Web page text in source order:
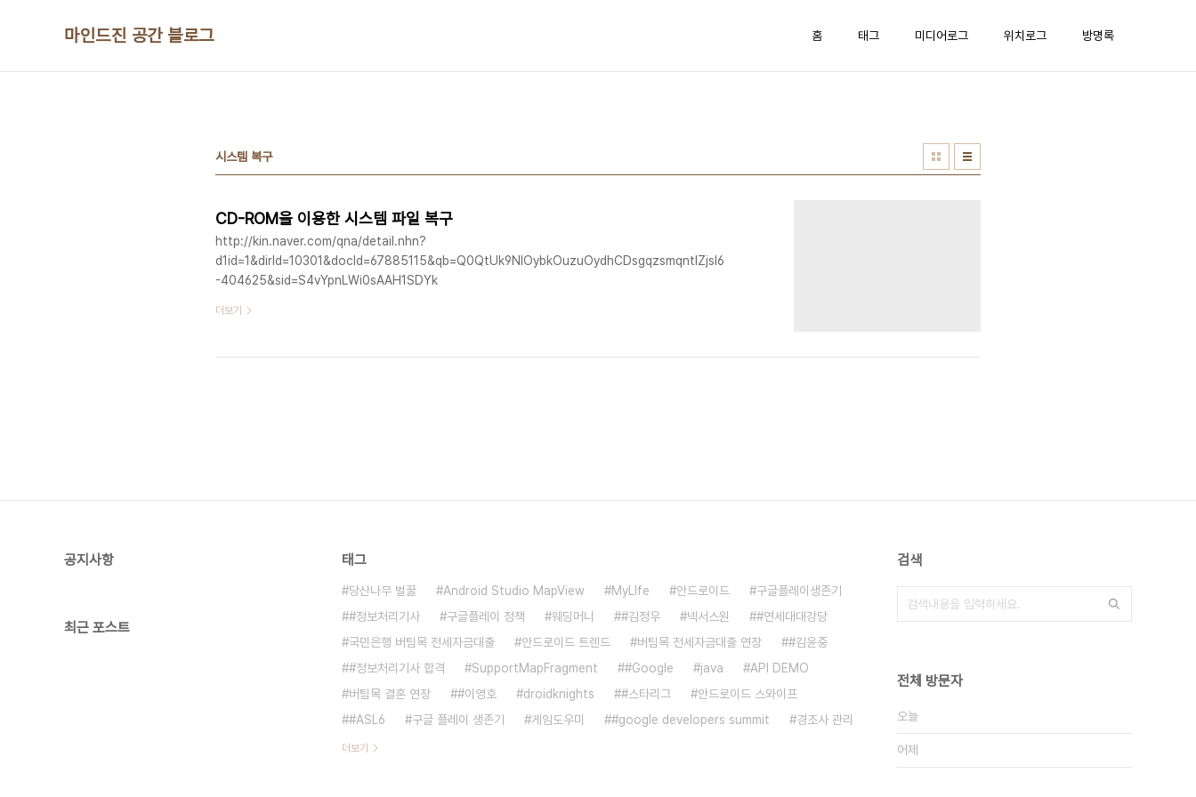
마인드진 공간 블로그 홈 태그 미디어로그 위치로그 방명록
시스템 복구
CD-ROM을 이용한 시스템 파일 복구
http://kin.naver.com/qna/detail.nhn?
-404625&sid=S4vYpnLWi0sAAH1SDYk
더보기
공지사항
최근 포스트
태그
당산나무 벌꿀 Android Studio MapView MyLIfe 안드로이드
구글플레이생존기
#정보처리기사
구글플레이 정책 웨딩머니 #김정우 넥서스원
#연세대대강당
국민은행 버팀목 전세자금대출
안드로이드 트렌드 버팀목 전세자금대출 연장
#김윤중
#정보처리기사 합격
SupportMapFragment #Google java
API DEMO
버팀목 결혼 연장
#이영호 droidknights #스타리그
안드로이드 스와이프
#ASL6
구글 플레이 생존기 게임도우미 #google developers summit 경조사 관리
더보기
검색
전체 방문자
오늘
어제